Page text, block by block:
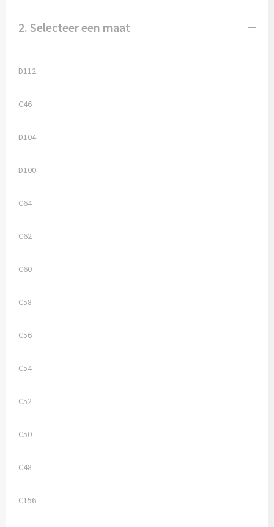
2. Selecteer een maat
D112
C46
D104
D100
C64
C62
C60
C58
C56
C54
C52
C50
C48
C156